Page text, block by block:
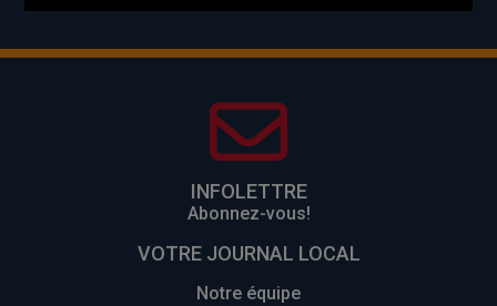
INFOLETTRE
Abonnez-vous!
VOTRE JOURNAL LOCAL
Notre équipe